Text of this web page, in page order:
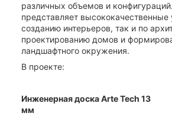
различных объемов и
представляет высококачественные
созданию интерьеров, так и по
проектированию домов и
ландшафтного окружения.
В проекте:
Инженерная доска Arte Tech 13
мм